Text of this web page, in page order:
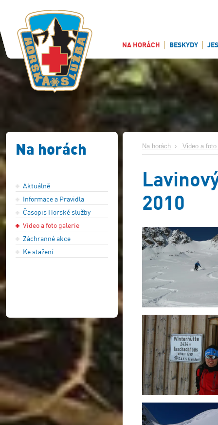
NA HORÁCH BESKYDY
Na horách
Aktuálně
Informace a Pravidla
Časopis Horské služby
Video a foto galerie
Záchranné akce
Ke stažení
Na horách › Video a foto
2010